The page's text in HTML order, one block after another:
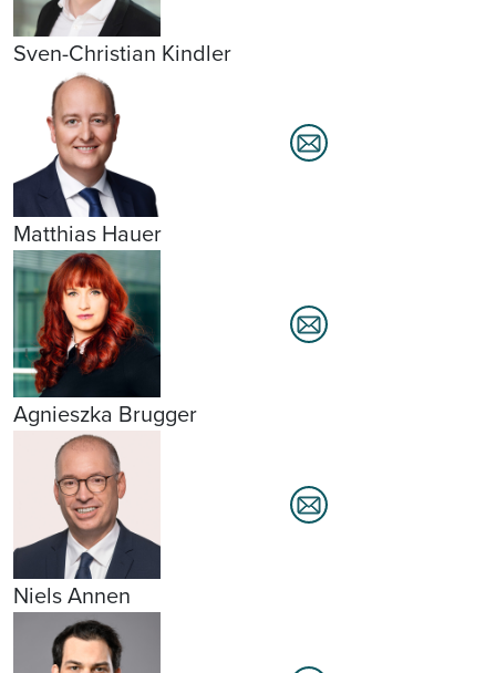
Sven-Christian Kindler
Matthias Hauer
Agnieszka Brugger
Niels Annen